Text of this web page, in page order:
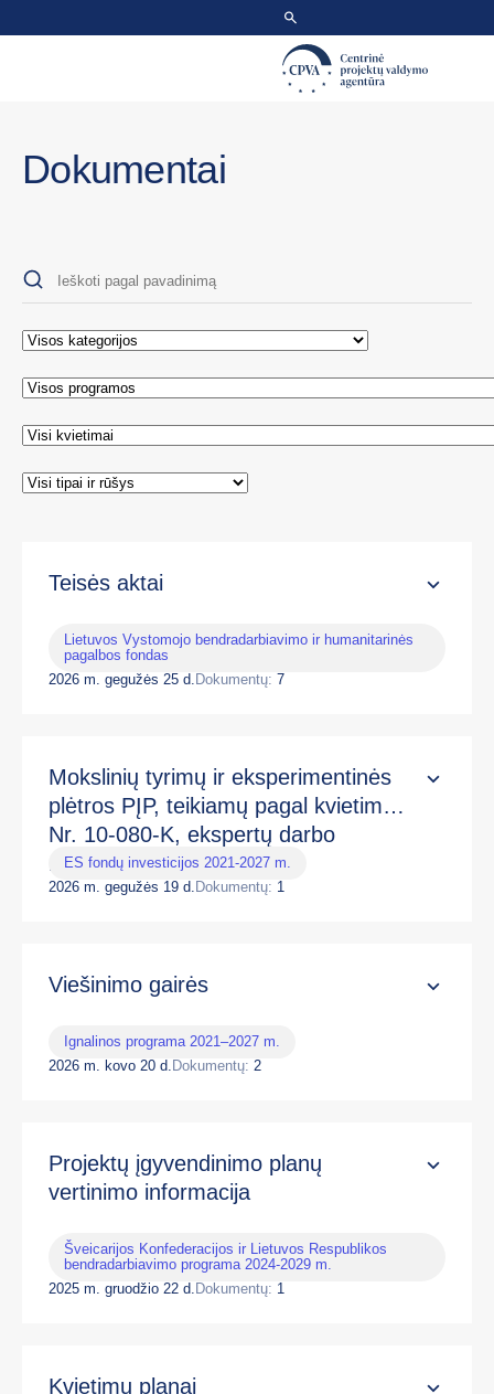
Dokumentai
Teisės aktai
Lietuvos Vystomojo bendradarbiavimo ir humanitarinės
pagalbos fondas
2026 m. gegužės 25 d. Dokumentų: 7
Mokslinių tyrimų ir eksperimentinės
plėtros PĮP, teikiamų pagal kvietimą
Nr. 10-080-K, ekspertų darbo
reglamentas
ES fondų investicijos 2021-2027 m.
2026 m. gegužės 19 d. Dokumentų: 1
Viešinimo gairės
Ignalinos programa 2021–2027 m.
2026 m. kovo 20 d. Dokumentų: 2
Projektų įgyvendinimo planų
vertinimo informacija
Šveicarijos Konfederacijos ir Lietuvos Respublikos
bendradarbiavimo programa 2024-2029 m.
2025 m. gruodžio 22 d. Dokumentų: 1
Kvietimų planai